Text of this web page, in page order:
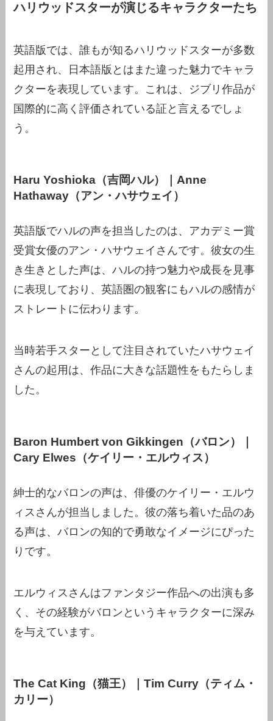
ハリウッドスターが演じるキャラクターたち
英語版では、誰もが知るハリウッドスターが多数
起用され、日本語版とはまた違った魅力でキャラ
クターを表現しています。これは、ジブリ作品が
国際的に高く評価されている証と言えるでしょ
う。
Haru Yoshioka（吉岡ハル）｜Anne
Hathaway（アン・ハサウェイ）
英語版でハルの声を担当したのは、アカデミー賞
受賞女優のアン・ハサウェイさんです。彼女の生
き生きとした声は、ハルの持つ魅力や成長を見事
に表現しており、英語圏の観客にもハルの感情が
ストレートに伝わります。
当時若手スターとして注目されていたハサウェイ
さんの起用は、作品に大きな話題性をもたらしま
した。
Baron Humbert von Gikkingen（バロン）｜
Cary Elwes（ケイリー・エルウィス）
紳士的なバロンの声は、俳優のケイリー・エルウ
ィスさんが担当しました。彼の落ち着いた品のあ
る声は、バロンの知的で勇敢なイメージにぴった
りです。
エルウィスさんはファンタジー作品への出演も多
く、その経験がバロンというキャラクターに深み
を与えています。
The Cat King（猫王）｜Tim Curry（ティム・
カリー）